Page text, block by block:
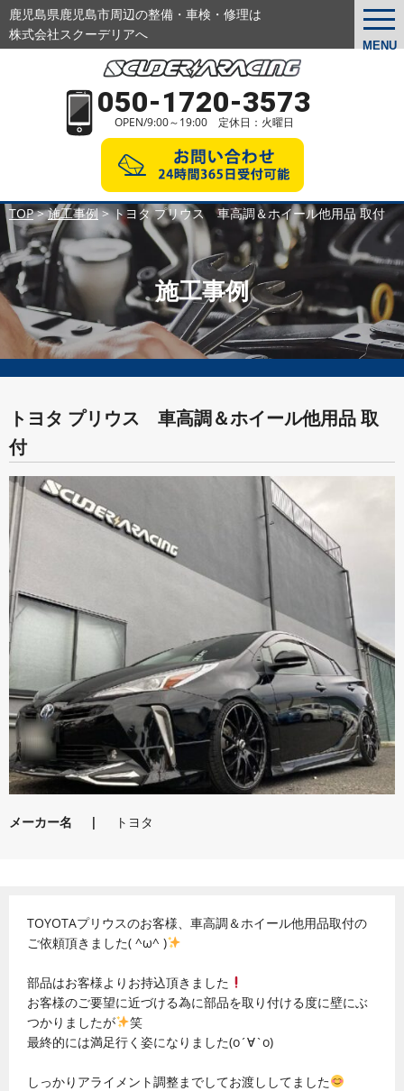
MENU
鹿児島県鹿児島市周辺の整備・車検・修理は
株式会社スクーデリアへ
050-1720-3573
OPEN/9:00～19:00 定休日：火曜日
TOP>施工事例>トヨタ プリウス 車高調＆ホイール他用品 取付
施工事例
トヨタ プリウス 車高調＆ホイール他用品 取
付
メーカー名 トヨタ
TOYOTAプリウスのお客様、車高調＆ホイール他用品取付の
ご依頼頂きました( ^ω^ )
部品はお客様よりお持込頂きました
お客様のご要望に近づける為に部品を取り付ける度に壁にぶ
つかりましたが
笑
最終的には満足行く姿になりました(о´∀`о)
しっかりアライメント調整までしてお渡ししてました